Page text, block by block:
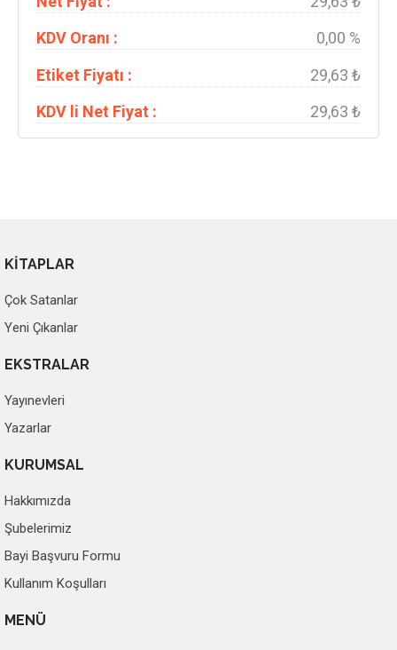
KDV Oranı :
0,00 %
Etiket Fiyatı :
29,63 ₺
KDV li Net Fiyat :
29,63 ₺
KİTAPLAR
Çok Satanlar
Yeni Çıkanlar
EKSTRALAR
Yayınevleri
Yazarlar
KURUMSAL
Hakkımızda
Şubelerimiz
Bayi Başvuru Formu
Kullanım Koşulları
MENÜ